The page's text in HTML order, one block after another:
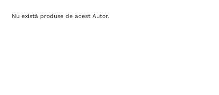
Nu există produse de acest Autor.